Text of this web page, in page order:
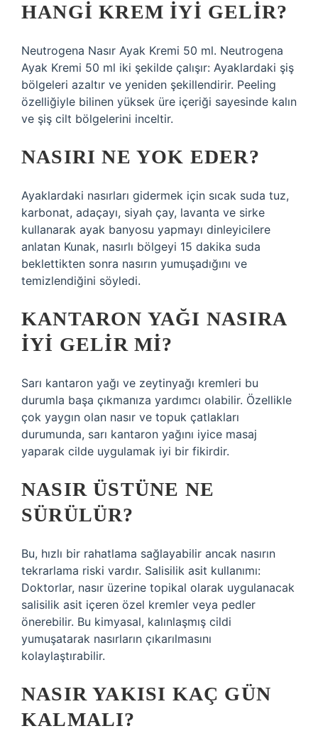
HANGI KREM IYI GELIR?
Neutrogena Nasır Ayak Kremi 50 ml. Neutrogena
Ayak Kremi 50 ml iki şekilde çalışır: Ayaklardaki şiş
bölgeleri azaltır ve yeniden şekillendirir. Peeling
özelliğiyle bilinen yüksek üre içeriği sayesinde kalın
ve şiş cilt bölgelerini inceltir.
NASIRI NE YOK EDER?
Ayaklardaki nasırları gidermek için sıcak suda tuz,
karbonat, adaçayı, siyah çay, lavanta ve sirke
kullanarak ayak banyosu yapmayı dinleyicilere
anlatan Kunak, nasırlı bölgeyi 15 dakika suda
beklettikten sonra nasırın yumuşadığını ve
temizlendiğini söyledi.
KANTARON YAĞI NASIRA
IYI GELIR MI?
Sarı kantaron yağı ve zeytinyağı kremleri bu
durumla başa çıkmanıza yardımcı olabilir. Özellikle
çok yaygın olan nasır ve topuk çatlakları
durumunda, sarı kantaron yağını iyice masaj
yaparak cilde uygulamak iyi bir fikirdir.
NASIR ÜSTÜNE NE
SÜRÜLÜR?
Bu, hızlı bir rahatlama sağlayabilir ancak nasırın
tekrarlama riski vardır. Salisilik asit kullanımı:
Doktorlar, nasır üzerine topikal olarak uygulanacak
salisilik asit içeren özel kremler veya pedler
önerebilir. Bu kimyasal, kalınlaşmış cildi
yumuşatarak nasırların çıkarılmasını
kolaylaştırabilir.
NASIR YAKISI KAÇ GÜN
KALMALI?